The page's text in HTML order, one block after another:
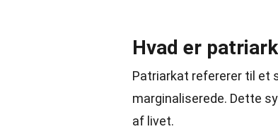
Hvad er
Patriarkat refererer til et
marginaliserede. Dette
af livet.